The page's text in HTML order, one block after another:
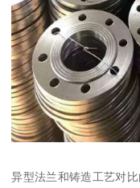
异型法兰和铸造工艺对